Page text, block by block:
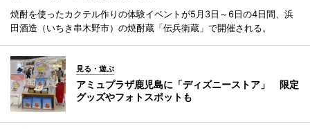
焼酎を使ったカクテル作りの体験イベントが5月3日～6日の4日間、浜
田酒造（いちき串木野市）の焼酎蔵「伝兵衛蔵」で開催される。
見る・遊ぶ
アミュプラザ鹿児島に「ディズニーストア」 限定
グッズやフォトスポットも